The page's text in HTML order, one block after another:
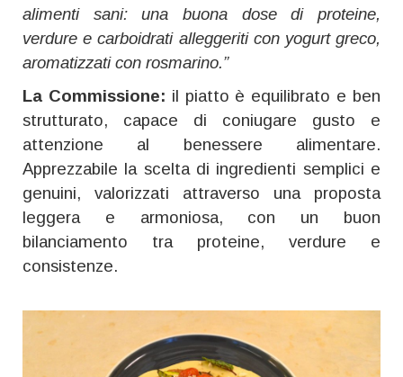
alimenti sani: una buona dose di proteine,
verdure e carboidrati alleggeriti con yogurt greco,
aromatizzati con rosmarino.”
La Commissione: il piatto è equilibrato e ben
strutturato, capace di coniugare gusto e
attenzione al benessere alimentare.
Apprezzabile la scelta di ingredienti semplici e
genuini, valorizzati attraverso una proposta
leggera e armoniosa, con un buon
bilanciamento tra proteine, verdure e
consistenze.